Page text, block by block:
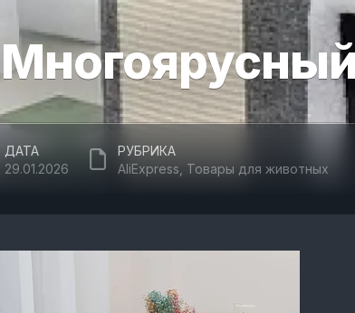
ДАТА
29.01.2026
РУБРИКА
AliExpress Товары для животных